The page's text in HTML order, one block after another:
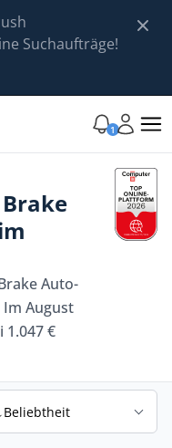
Suchaufträge!
1
Auto-
August
1.047 €
Beliebtheit